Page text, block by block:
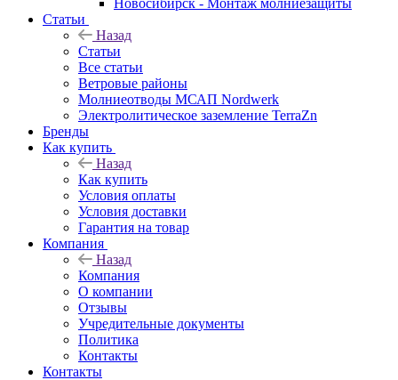
Новосибирск - Монтаж молниезащиты
Статьи
Назад
Статьи
Все статьи
Ветровые районы
Молниеотводы МСАП Nordwerk
Электролитическое заземление TerraZn
Бренды
Как купить
Назад
Как купить
Условия оплаты
Условия доставки
Гарантия на товар
Компания
Назад
Компания
О компании
Отзывы
Учредительные документы
Политика
Контакты
Контакты